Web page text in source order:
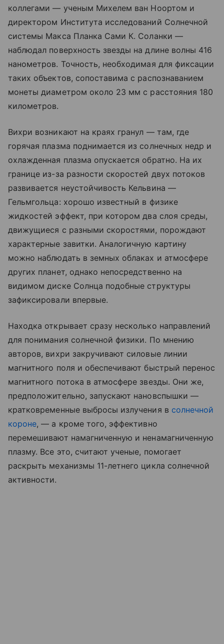
коллегами — ученым Михелем ван Ноортом и
директором Института исследований Солнечной
системы Макса Планка Сами К. Соланки —
наблюдал поверхность звезды на длине волны 416
нанометров. Точность, необходимая для фиксации
таких объектов, сопоставима с распознаванием
монеты диаметром около 23 мм с расстояния 180
километров.
Вихри возникают на краях гранул — там, где
горячая плазма поднимается из солнечных недр и
охлажденная плазма опускается обратно. На их
границе из-за разности скоростей двух потоков
развивается неустойчивость Кельвина —
Гельмгольца: хорошо известный в физике
жидкостей эффект, при котором два слоя среды,
движущиеся с разными скоростями, порождают
характерные завитки. Аналогичную картину
можно наблюдать в земных облаках и атмосфере
других планет, однако непосредственно на
видимом диске Солнца подобные структуры
зафиксировали впервые.
Находка открывает сразу несколько направлений
для понимания солнечной физики. По мнению
авторов, вихри закручивают силовые линии
магнитного поля и обеспечивают быстрый перенос
магнитного потока в атмосфере звезды. Они же,
предположительно, запускают нановспышки —
кратковременные выбросы излучения в солнечной
короне, — а кроме того, эффективно
перемешивают намагниченную и ненамагниченную
плазму. Все это, считают ученые, помогает
раскрыть механизмы 11-летнего цикла солнечной
активности.